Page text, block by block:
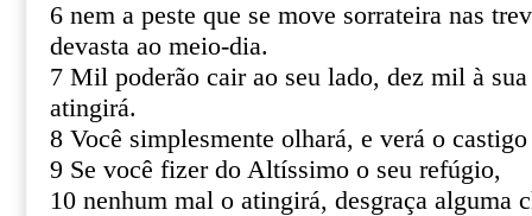
6 nem a peste que se move sorrateira nas
devasta ao meio-dia.
7 Mil poderão cair ao seu lado, dez mil à
atingirá.
8 Você simplesmente olhará, e verá o
9 Se você fizer do Altíssimo o seu refúgio,
10 nenhum mal o atingirá, desgraça alguma